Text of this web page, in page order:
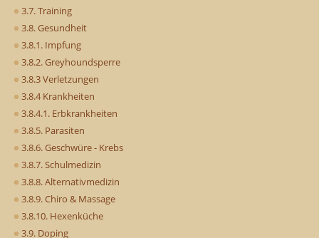
3.7. Training
3.8. Gesundheit
3.8.1. Impfung
3.8.2. Greyhoundsperre
3.8.3 Verletzungen
3.8.4 Krankheiten
3.8.4.1. Erbkrankheiten
3.8.5. Parasiten
3.8.6. Geschwüre - Krebs
3.8.7. Schulmedizin
3.8.8. Alternativmedizin
3.8.9. Chiro & Massage
3.8.10. Hexenküche
3.9. Doping